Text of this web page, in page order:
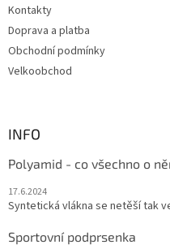
Kontakty
Doprava a platba
Obchodní podmínky
Velkoobchod
INFO
Polyamid - co všechno o
17.6.2024
Syntetická vlákna se netěší tak
Sportovní podprsenka